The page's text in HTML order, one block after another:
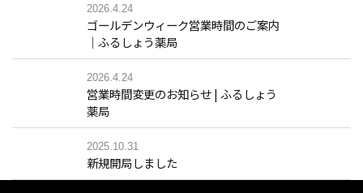
2026.4.24
ゴールデンウィーク営業時間のご案内
｜ふるしょう薬局
2026.4.24
営業時間変更のお知らせ | ふるしょう
薬局
2025.10.31
新規開局しました